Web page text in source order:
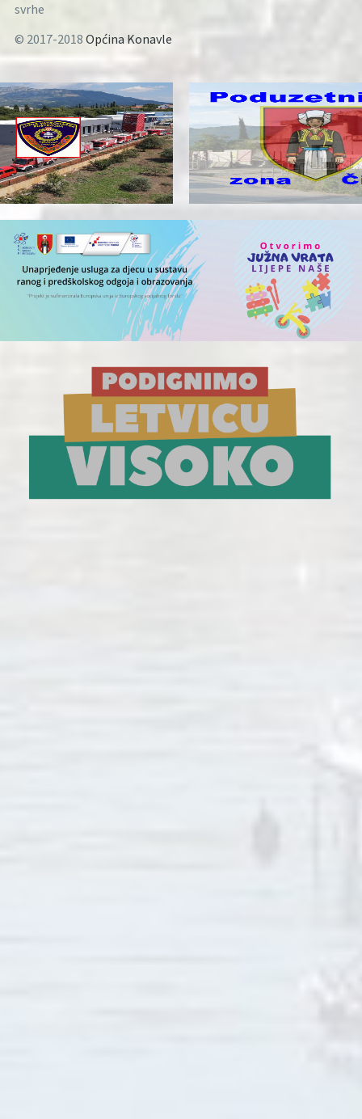
svrhe
© 2017-2018 Općina Konavle